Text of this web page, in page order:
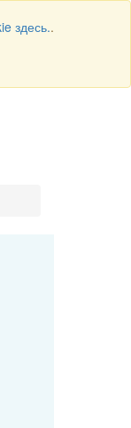
1064
здесь..